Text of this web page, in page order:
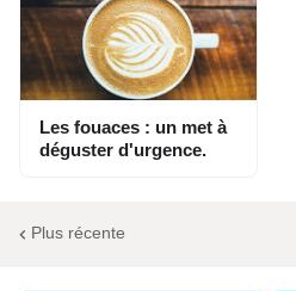
Les fouaces : un met à
déguster d'urgence.
Plus récente